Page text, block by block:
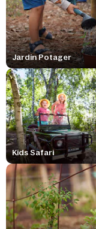
Jardin Potager
Kids Safari